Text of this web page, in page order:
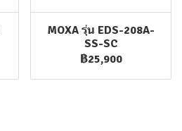
MOXA รุ่น EDS-208A-
SS-SC
฿25,900